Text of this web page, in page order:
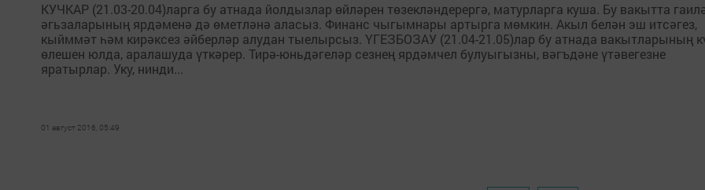
КУЧКАР (21.03-20.04)ларга бу атнада йолдызлар өйләрен төзекләндерергә, матурларга куша. Бу вакытта
әгьзаларының ярдәменә дә өметләнә аласыз. Финанс чыгымнары артырга мөмкин. Акыл белән эш итсәгез,
кыйммәт һәм кирәксез әйберләр алудан тыелырсыз. ҮГЕЗБОЗАУ (21.04-21.05)лар бу атнада вакытларының
өлешен юлда, аралашуда үткәрер. Тирә-юньдәгеләр сезнең ярдәмчел булуыгызны, вәгъдәне үтәвегезне
яратырлар. Уку, нинди...
01 август 2016, 05:49